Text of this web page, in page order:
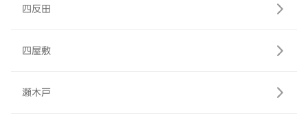
四反田
四屋敷
瀬木戸